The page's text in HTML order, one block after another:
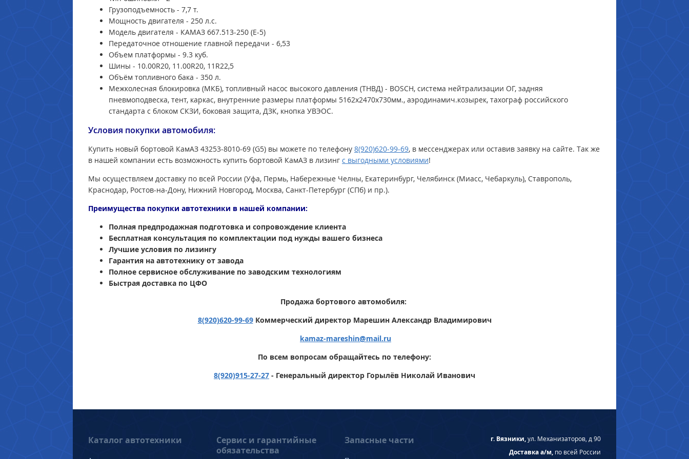
Грузоподъемность - 7,7 т.
Мощность двигателя - 250 л.с.
Модель двигателя - КАМАЗ 667.513-250 (Е-5)
Передаточное отношение главной передачи - 6,53
Объем платформы - 9.3 куб.
Шины - 10.00R20, 11.00R20, 11R22,5
Объём топливного бака - 350 л.
Межколесная блокировка (МКБ), топливный насос высокого давления (ТНВД) - BOSCH, система нейтрализации ОГ, задняя
пневмоподвеска, тент, каркас, внутренние размеры платформы 5162х2470х730мм., аэродинамич.козырек, тахограф российского
стандарта с блоком СКЗИ, боковая защита, ДЗК, кнопка УВЭОС.
Условия покупки автомобиля:
Купить новый бортовой КамАЗ 43253-8010-69 (G5) вы можете по телефону 8(920)620-99-69, в мессенджерах или оставив заявку на сайте. Так же
в нашей компании есть возможность купить бортовой КамАЗ в лизинг с выгодными условиями!
Мы осуществляем доставку по всей России (Уфа, Пермь, Набережные Челны, Екатеринбург, Челябинск (Миасс, Чебаркуль), Ставрополь,
Краснодар, Ростов-на-Дону, Нижний Новгород, Москва, Санкт-Петербург (СПб) и пр.).
Преимущества покупки автотехники в нашей компании:
Полная предпродажная подготовка и сопровождение клиента
Бесплатная консультация по комплектации под нужды вашего бизнеса
Лучшие условия по лизингу
Гарантия на автотехнику от завода
Полное сервисное обслуживание по заводским технологиям
Быстрая доставка по ЦФО
Продажа бортового автомобиля:
8(920)620-99-69 Коммерческий директор Марешин Александр Владимирович
kamaz-mareshin@mail.ru
По всем вопросам обращайтесь по телефону:
8(920)915-27-27 - Генеральный директор Горылёв Николай Иванович
Каталог автотехники
Сервис и гарантийные
обязательства
Запасные части г. Вязники,ул. Механизаторов, д 90
Доставка а/м, по всей России